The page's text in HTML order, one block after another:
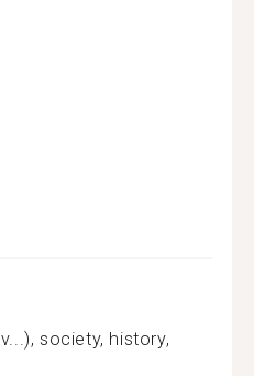
society, history,